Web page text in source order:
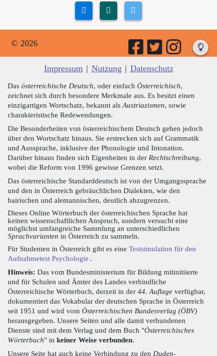
© 2026
Impressum | Nutzung | Datenschutz
Das österreichische Deutsch, oder einfach Österreichisch,
zeichnet sich durch besondere Merkmale aus. Es besitzt einen
einzigartigen Wortschatz, bekannt als Austriazismen, sowie
charakteristische Redewendungen.
Die Besonderheiten von österreichischem Deutsch gehen jedoch
über den Wortschatz hinaus. Sie erstrecken sich auf Grammatik
und Aussprache, inklusive der Phonologie und Intonation.
Darüber hinaus finden sich Eigenheiten in der Rechtschreibung,
wobei die Reform von 1996 gewisse Grenzen setzt.
Das österreichische Standarddeutsch ist von der Umgangssprache
und den in Österreich gebräuchlichen Dialekten, wie den
bairischen und alemannischen, deutlich abzugrenzen.
Dieses Online Wörterbuch der österreichischen Sprache hat
keinen wissenschaftlichen Anspruch, sondern versucht eine
möglichst umfangreiche Sammlung an unterschiedlichen
Sprachvarianten in Österreich zu sammeln.
Für Studenten in Österreich gibt es eine Testsimulation für den
Aufnahmetest Psychologie .
Hinweis: Das vom Bundesministerium für Bildung mitinitiierte
und für Schulen und Ämter des Landes verbindliche
Österreichische Wörterbuch, derzeit in der 44. Auflage verfügbar,
dokumentiert das Vokabular der deutschen Sprache in Österreich
seit 1951 und wird vom Österreichischen Bundesverlag (ÖBV)
herausgegeben. Unsere Seiten und alle damit verbundenen
Dienste sind mit dem Verlag und dem Buch "Österreichisches
Wörterbuch" in keiner Weise verbunden.
Unsere Seite hat auch keine Verbindung zu den Duden-